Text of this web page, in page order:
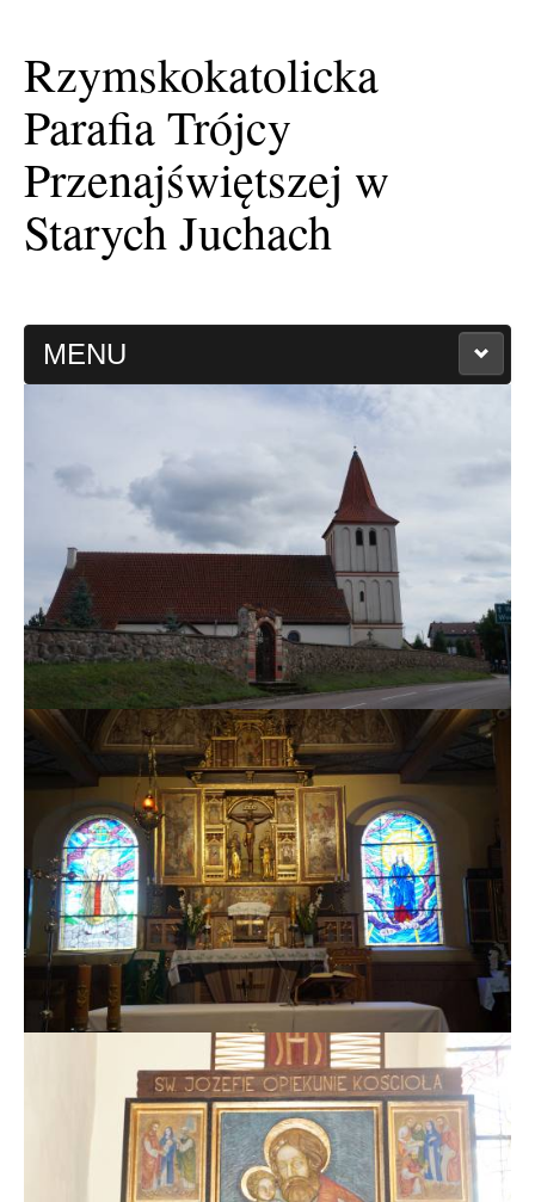
Rzymskokatolicka
Parafia Trójcy
Przenajświętszej w
Starych Juchach
MENU
KAPLICA FILIALNA
MSZE I NABOŻEŃSTWA
KONTAKT
KANCELARIA PARAFIALNA